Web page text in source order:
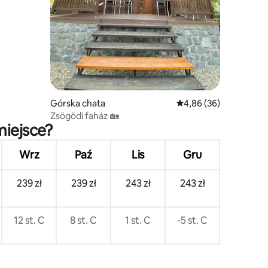
Górska chata Średnia ocena: 4,86
4,86 (36)
Zsögödi faház 🏡
Wrz Paź Lis Gru
239 zł 239 zł 243 zł 243 zł
12 st. C 8 st. C 1 st. C -5 st. C